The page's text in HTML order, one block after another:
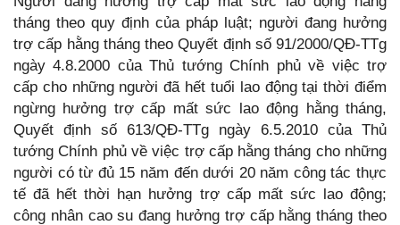
tháng theo quy định của pháp luật; người đang hưởng
trợ cấp hằng tháng theo Quyết định số 91/2000/QĐ-TTg
ngày 4.8.2000 của Thủ tướng Chính phủ về việc trợ
cấp cho những người đã hết tuổi lao động tại thời điểm
ngừng hưởng trợ cấp mất sức lao động hằng tháng,
Quyết định số 613/QĐ-TTg ngày 6.5.2010 của Thủ
tướng Chính phủ về việc trợ cấp hằng tháng cho những
người có từ đủ 15 năm đến dưới 20 năm công tác thực
tế đã hết thời hạn hưởng trợ cấp mất sức lao động;
công nhân cao su đang hưởng trợ cấp hằng tháng theo